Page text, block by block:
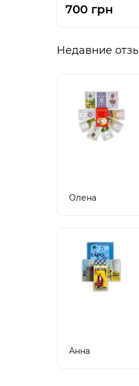
700 грн
Недавние
Олена
Анна